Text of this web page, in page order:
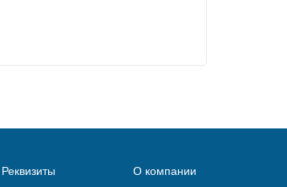
Реквизиты
О компании